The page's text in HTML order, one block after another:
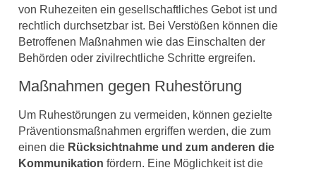
von Ruhezeiten ein gesellschaftliches Gebot ist und
rechtlich durchsetzbar ist. Bei Verstößen können die
Betroffenen Maßnahmen wie das Einschalten der
Behörden oder zivilrechtliche Schritte ergreifen.
Maßnahmen gegen Ruhestörung
Um Ruhestörungen zu vermeiden, können gezielte
Präventionsmaßnahmen ergriffen werden, die zum
einen die Rücksichtnahme und zum anderen die
Kommunikation fördern. Eine Möglichkeit ist die